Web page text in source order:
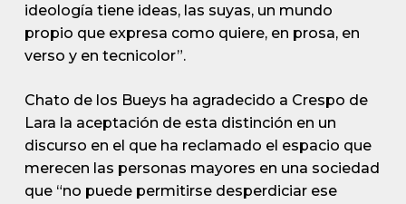
ideología tiene ideas, las suyas, un mundo
propio que expresa como quiere, en prosa, en
verso y en tecnicolor”.
Chato de los Bueys ha agradecido a Crespo de
Lara la aceptación de esta distinción en un
discurso en el que ha reclamado el espacio que
merecen las personas mayores en una sociedad
que “no puede permitirse desperdiciar ese